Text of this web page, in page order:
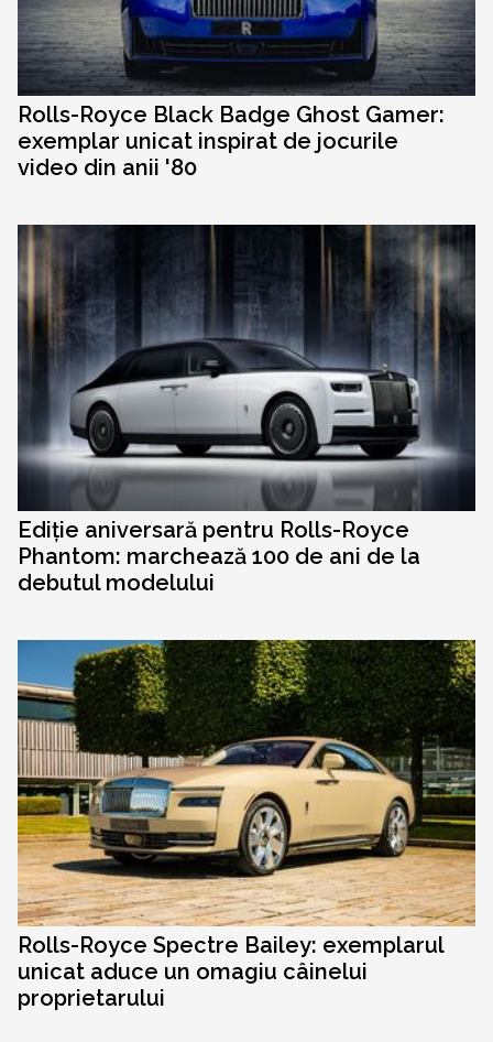
Rolls-Royce Black Badge Ghost Gamer:
exemplar unicat inspirat de jocurile
video din anii '80
Ediție aniversară pentru Rolls-Royce
Phantom: marchează 100 de ani de la
debutul modelului
Rolls-Royce Spectre Bailey: exemplarul
unicat aduce un omagiu câinelui
proprietarului